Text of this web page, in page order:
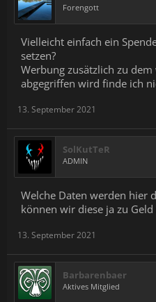
Forengott
Vielleicht einfach ein
setzen?
Werbung zusätzlich zu
abgegriffen wird finde ich
13. September 2021
SolKutTeR
ADMIN
Welche Daten werden hier
können wir diese ja zu Geld
13. September 2021
Barbarenbaer
Aktives Mitglied